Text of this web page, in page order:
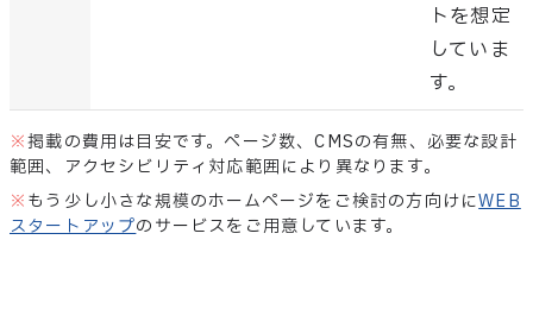
トを想定
していま
す。
※掲載の費用は目安です。ページ数、CMSの有無、必要な設計
範囲、アクセシビリティ対応範囲により異なります。
※もう少し小さな規模のホームページをご検討の方向けにWEB
スタートアップのサービスをご用意しています。